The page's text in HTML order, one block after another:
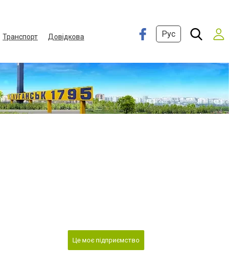
Транспорт
Довідкова
Рус
Це моє підприємство